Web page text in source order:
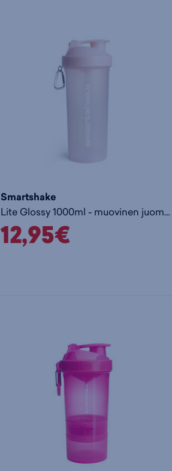
Smartshake
Lite Glossy 1000ml - muovinen juomapullo
12,95€